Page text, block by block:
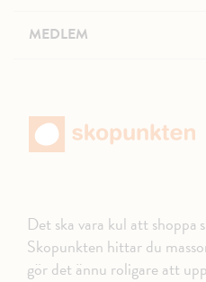
MEDLEM
Det ska vara kul att shoppa
Skopunkten hittar du
gör det ännu roligare att